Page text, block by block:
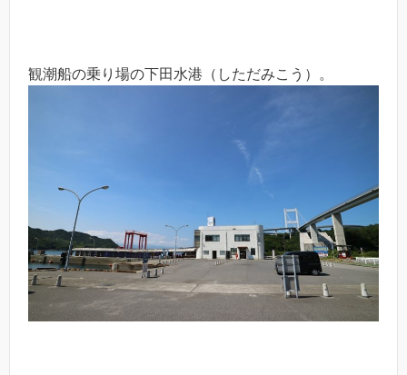
観潮船の乗り場の下田水港（しただみこう）。